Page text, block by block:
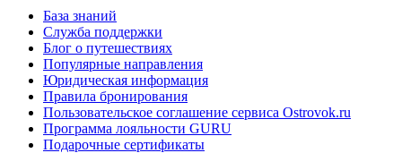
База знаний
Служба поддержки
Блог о путешествиях
Популярные направления
Юридическая информация
Правила бронирования
Пользовательское соглашение сервиса Ostrovok.ru
Программа лояльности GURU
Подарочные сертификаты